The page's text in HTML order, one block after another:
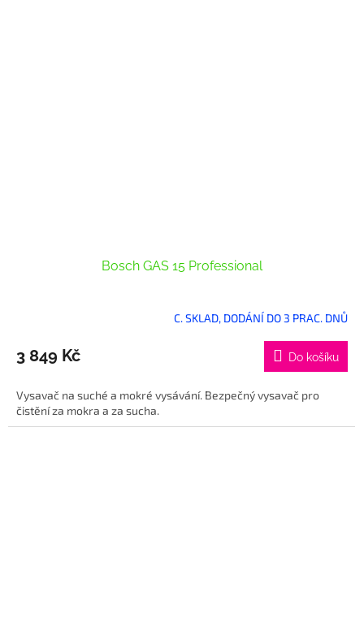
Bosch GAS 15 Professional
C. SKLAD, DODÁNÍ DO 3 PRAC. DNŮ
3 849 Kč Do košíku
Vysavač na suché a mokré vysávání. Bezpečný vysavač pro
čistění za mokra a za sucha.